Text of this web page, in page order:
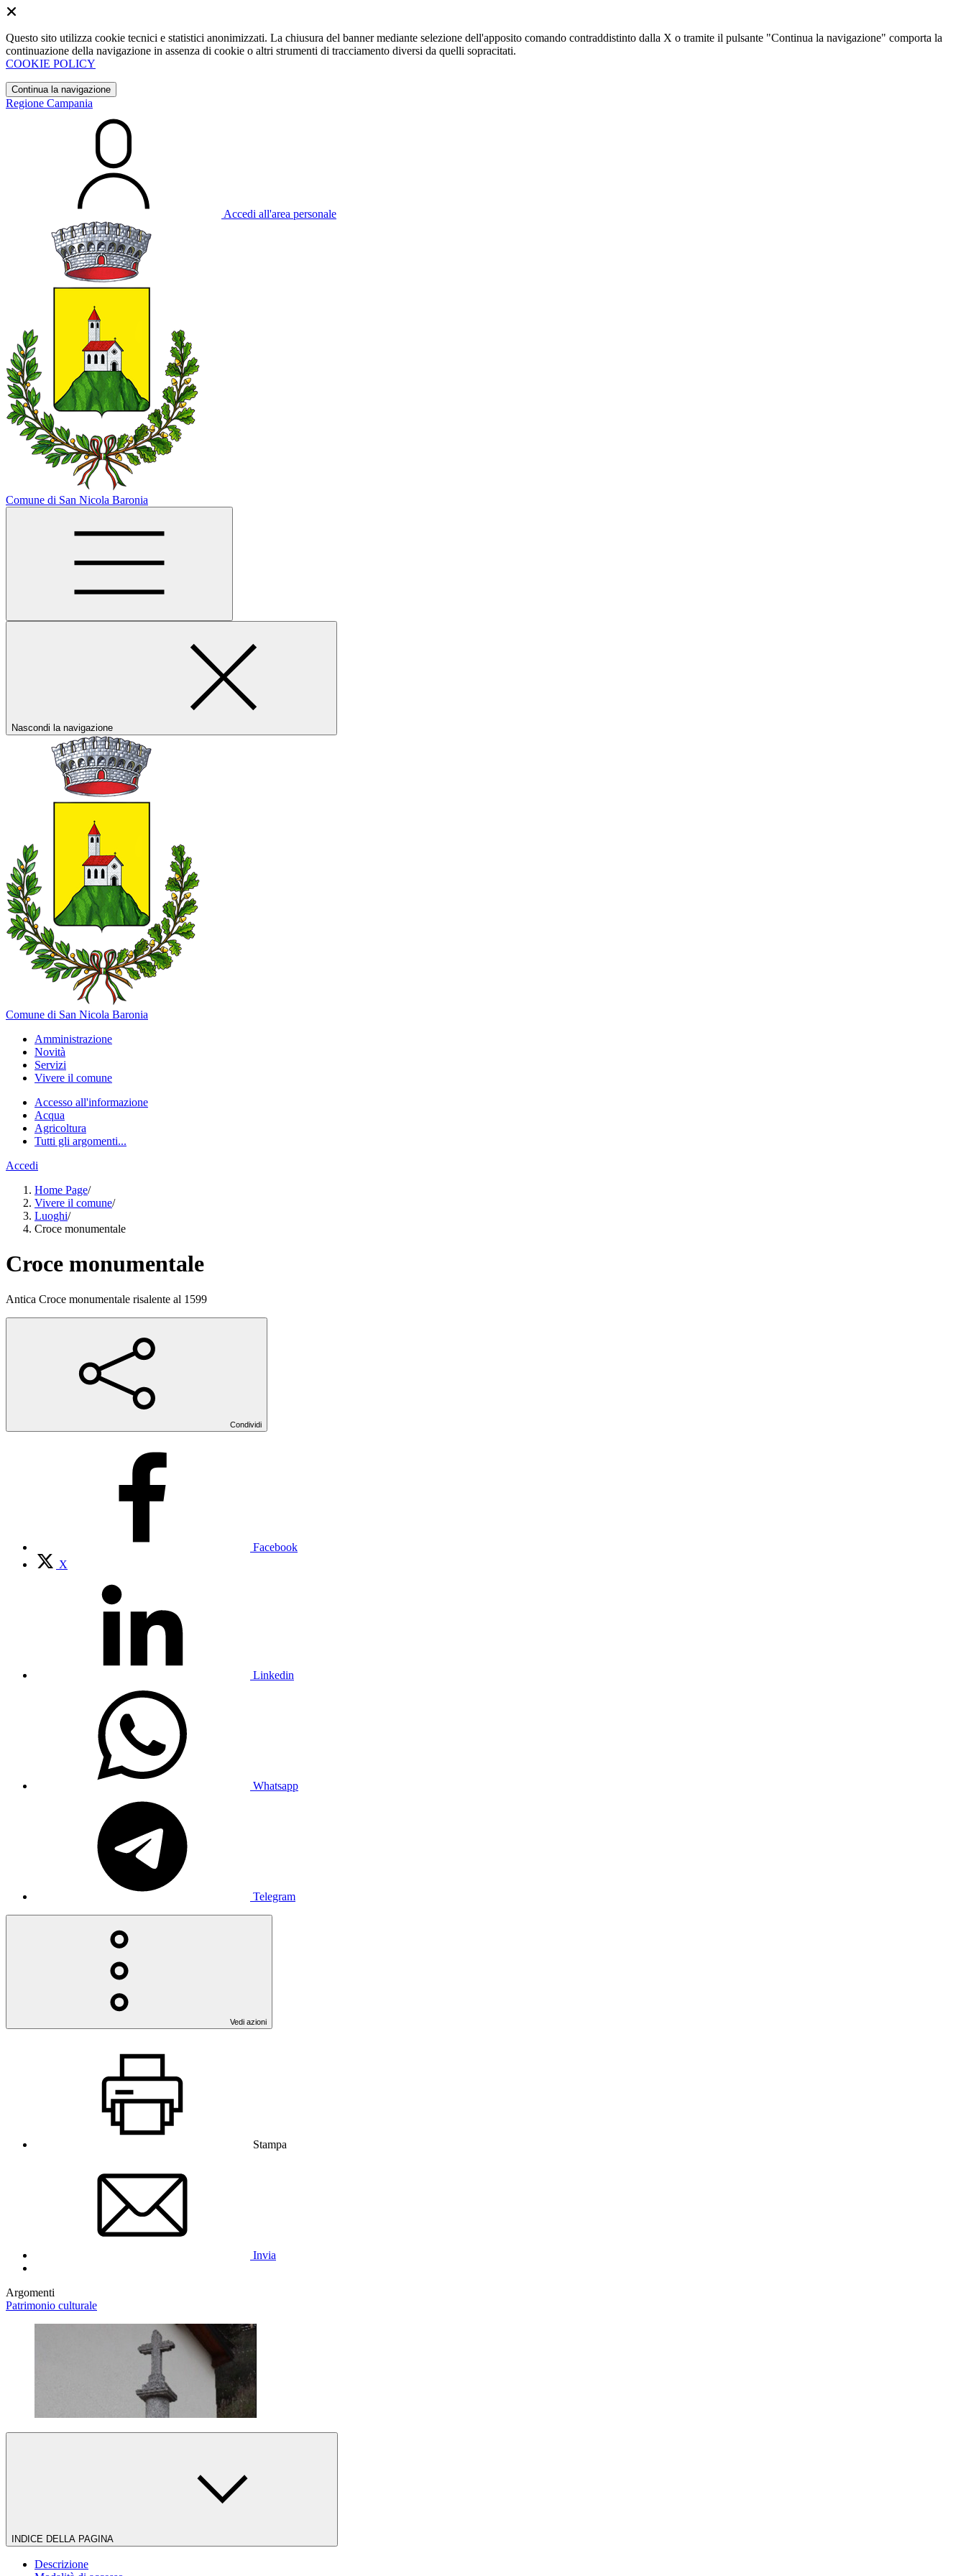
Questo sito utilizza cookie tecnici e statistici anonimizzati. La chiusura del banner mediante selezione dell'apposito comando contraddistinto dalla X o tramite il pulsante "Continua la navigazione" comporta la
continuazione della navigazione in assenza di cookie o altri strumenti di tracciamento diversi da quelli sopracitati.
COOKIE POLICY
Continua la navigazione
Regione Campania
Accedi all'area personale
Comune di San Nicola Baronia
Nascondi la navigazione
Comune di San Nicola Baronia
Amministrazione
Novità
Servizi
Vivere il comune
Accesso all'informazione
Acqua
Agricoltura
Tutti gli argomenti...
Accedi
Home Page/
Vivere il comune/
Luoghi/
Croce monumentale
Croce monumentale
Antica Croce monumentale risalente al 1599
Condividi
Facebook
X
Linkedin
Whatsapp
Telegram
Vedi azioni
Stampa
Invia
Argomenti
Patrimonio culturale
INDICE DELLA PAGINA
Descrizione